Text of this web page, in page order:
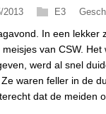
2013 E3
In een lekker
van CSW.
werd al snel
waren feller in de
dat de meiden